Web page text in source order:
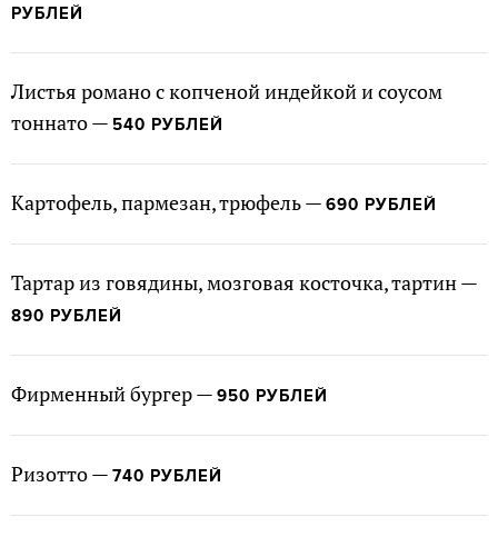
РУБЛЕЙ
Листья романо с копченой индейкой и соусом
тоннато — 540 РУБЛЕЙ
Картофель, пармезан, трюфель — 690 РУБЛЕЙ
Тартар из говядины, мозговая косточка, тартин —
890 РУБЛЕЙ
Фирменный бургер — 950 РУБЛЕЙ
Ризотто — 740 РУБЛЕЙ